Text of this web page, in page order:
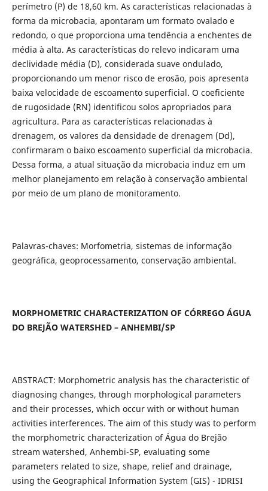
perímetro (P) de 18,60 km. As características relacionadas à
forma da microbacia, apontaram um formato ovalado e
redondo, o que proporciona uma tendência a enchentes de
média à alta. As características do relevo indicaram uma
declividade média (D), considerada suave ondulado,
proporcionando um menor risco de erosão, pois apresenta
baixa velocidade de escoamento superficial. O coeficiente
de rugosidade (RN) identificou solos apropriados para
agricultura. Para as características relacionadas à
drenagem, os valores da densidade de drenagem (Dd),
confirmaram o baixo escoamento superficial da microbacia.
Dessa forma, a atual situação da microbacia induz em um
melhor planejamento em relação à conservação ambiental
por meio de um plano de monitoramento.
Palavras-chaves: Morfometria, sistemas de informação
geográfica, geoprocessamento, conservação ambiental.
MORPHOMETRIC CHARACTERIZATION OF CÓRREGO ÁGUA
DO BREJÃO WATERSHED – ANHEMBI/SP
ABSTRACT: Morphometric analysis has the characteristic of
diagnosing changes, through morphological parameters
and their processes, which occur with or without human
activities interferences. The aim of this study was to perform
the morphometric characterization of Água do Brejão
stream watershed, Anhembi-SP, evaluating some
parameters related to size, shape, relief and drainage,
using the Geographical Information System (GIS) - IDRISI